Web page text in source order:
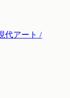
代アート /